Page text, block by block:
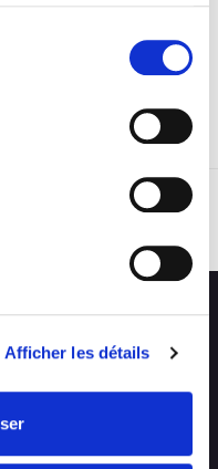
Afficher les détails